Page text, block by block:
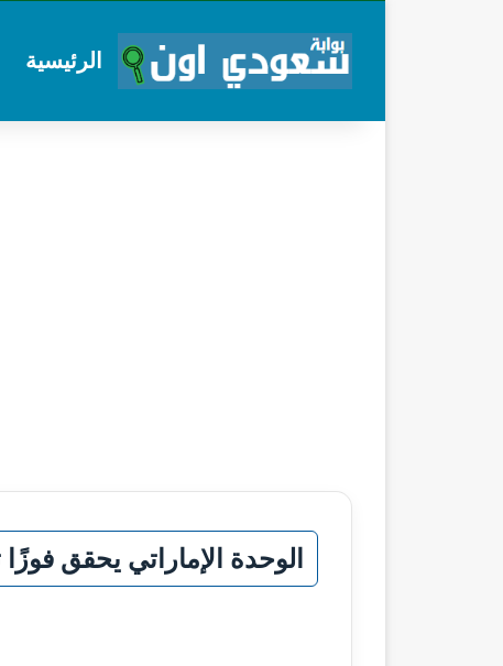
الرئيسية
الوحدة الإماراتي يحقق